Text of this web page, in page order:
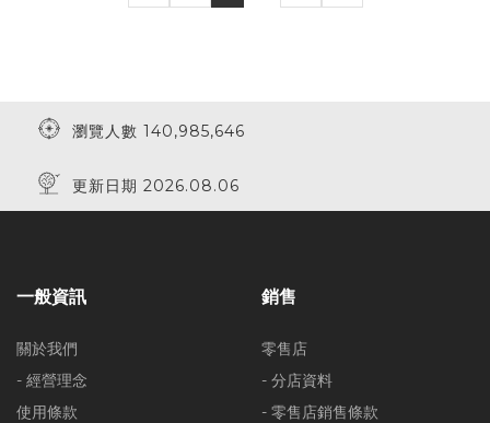
瀏覽人數 140,985,646
更新日期 2026.08.06
一般資訊
關於我們
- 經營理念
使用條款
銷售
零售店
- 分店資料
- 零售店銷售條款